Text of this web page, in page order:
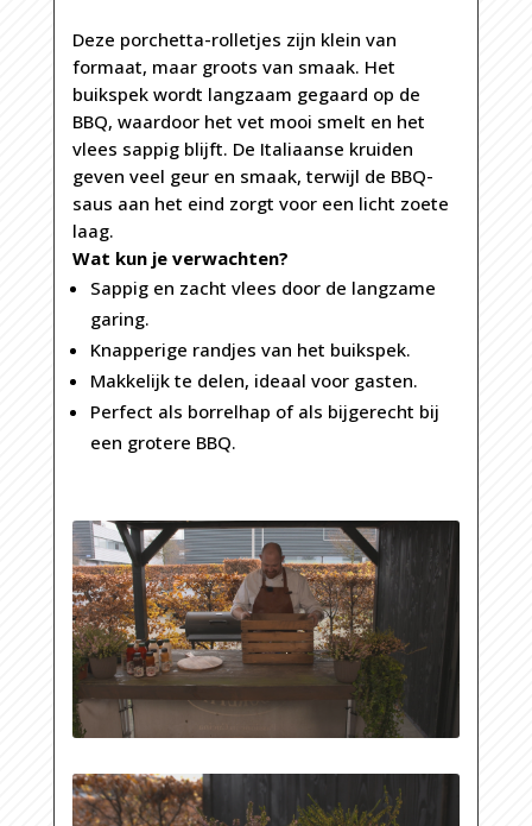
Deze porchetta-rolletjes zijn klein van
formaat, maar groots van smaak. Het
buikspek wordt langzaam gegaard op de
BBQ, waardoor het vet mooi smelt en het
vlees sappig blijft. De Italiaanse kruiden
geven veel geur en smaak, terwijl de BBQ-
saus aan het eind zorgt voor een licht zoete
laag.
Wat kun je verwachten?
Sappig en zacht vlees door de langzame
garing.
Knapperige randjes van het buikspek.
Makkelijk te delen, ideaal voor gasten.
Perfect als borrelhap of als bijgerecht bij
een grotere BBQ.